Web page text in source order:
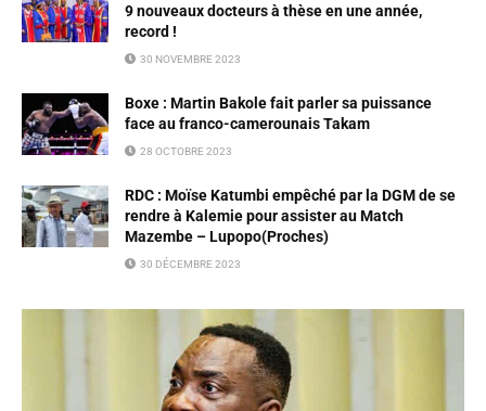
9 nouveaux docteurs à thèse en une année,
record !
30 NOVEMBRE 2023
Boxe : Martin Bakole fait parler sa puissance
face au franco-camerounais Takam
28 OCTOBRE 2023
RDC : Moïse Katumbi empêché par la DGM de se
rendre à Kalemie pour assister au Match
Mazembe – Lupopo(Proches)
30 DÉCEMBRE 2023